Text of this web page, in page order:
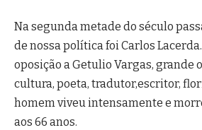
Na segunda metade do século
de nossa política foi Carlos
oposição a Getulio Vargas, grande
cultura, poeta, tradutor,escritor,
homem viveu intensamente e
aos 66 anos.